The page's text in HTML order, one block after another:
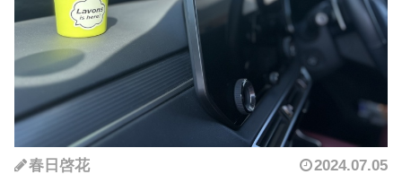
春日啓花 2024.07.05